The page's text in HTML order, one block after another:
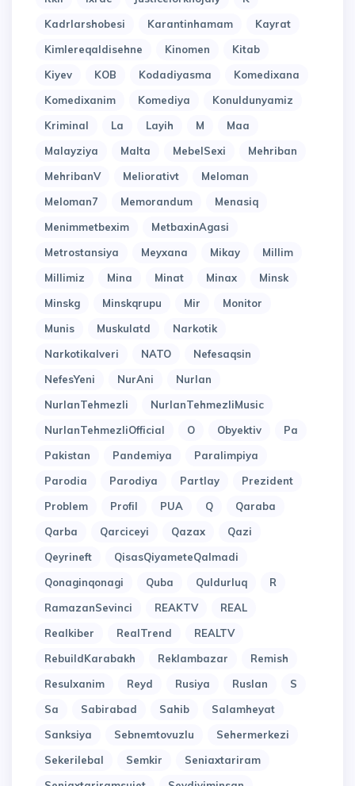
Kadrlarshobesi
Karantinhamam
Kayrat
Kimlereqaldisehne
Kinomen
Kitab
Kiyev
KOB Kodadiyasma
Komedixana
Komedixanim
Komediya
Konuldunyamiz
Kriminal
La Layih M
Maa
Malayziya
Malta MebelSexi
Mehriban
MehribanV
Meliorativt
Meloman
Meloman7
Memorandum
Menasiq
Menimmetbexim
MetbaxinAgasi
Metrostansiya
Meyxana Mikay
Millim
Millimiz
Mina Minat Minax
Minsk
Minskg
Minskqrupu Mir
Monitor
Munis
Muskulatd
Narkotik
Narkotikalveri
NATO
Nefesaqsin
NefesYeni
NurAni
Nurlan
NurlanTehmezli
NurlanTehmezliMusic
NurlanTehmezliOfficial
O Obyektiv
Pa
Pakistan
Pandemiya
Paralimpiya
Parodia
Parodiya Partlay
Prezident
Problem
Profil PUA Q
Qaraba
Qarba
Qarciceyi Qazax
Qazi
Qeyrineft
QisasQiyameteQalmadi
Qonaginqonagi
Quba Quldurluq
R
RamazanSevinci
REAKTV
REAL
Realkiber
RealTrend
REALTV
RebuildKarabakh
Reklambazar
Remish
Resulxanim
Reyd Rusiya Ruslan
S
Sa
Sabirabad Sahib
Salamheyat
Sanksiya
Sebnemtovuzlu
Sehermerkezi
Sekerilebal
Semkir
Seniaxtariram